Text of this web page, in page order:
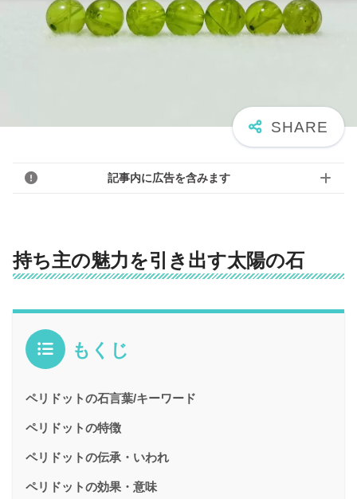
記事内に広告を含みます
持ち主の魅力を引き出す太陽の石
もくじ
ペリドットの石言葉/キーワード
ペリドットの特徴
ペリドットの伝承・いわれ
ペリドットの効果・意味